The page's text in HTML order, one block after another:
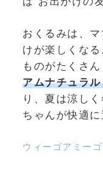
おくるみは、
けが楽しくなる
ものがたくさ
アムナチュラ
り、夏は涼し
ちゃんが快適に
ウィーゴアミー